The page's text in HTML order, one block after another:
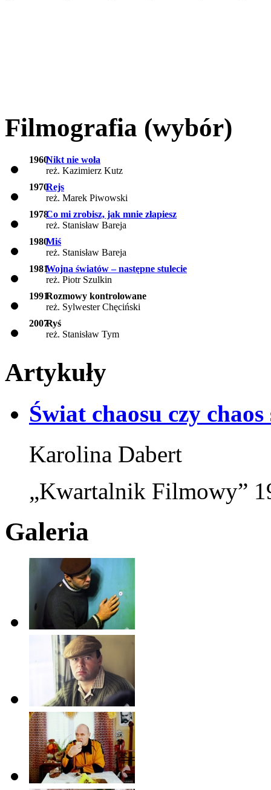
Filmografia (wybór)
1960Nikt nie woła
reż. Kazimierz Kutz
1970Rejs
reż. Marek Piwowski
1978Co mi zrobisz, jak mnie złapiesz
reż. Stanisław Bareja
1980Miś
reż. Stanisław Bareja
1981Wojna światów – następne stulecie
reż. Piotr Szulkin
1991Rozmowy kontrolowane
reż. Sylwester Chęciński
2007Ryś
reż. Stanisław Tym
Artykuły
Świat chaosu czy
Karolina Dabert
„Kwartalnik Filmowy”
Galeria